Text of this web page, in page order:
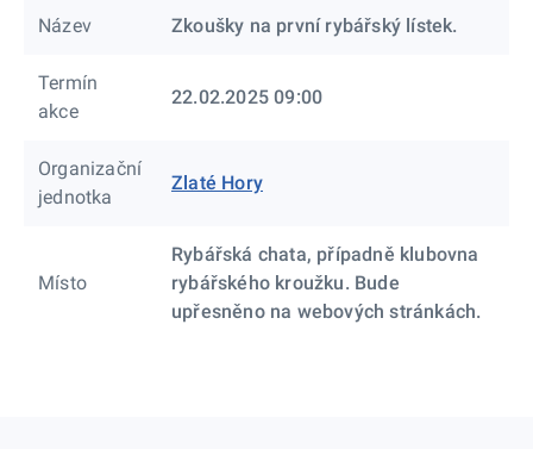
Název Zkoušky na první rybářský lístek.
Termín
akce
22.02.2025 09:00
Organizační
jednotka
Zlaté Hory
Místo
Rybářská chata, případně klubovna
rybářského kroužku. Bude
upřesněno na webových stránkách.